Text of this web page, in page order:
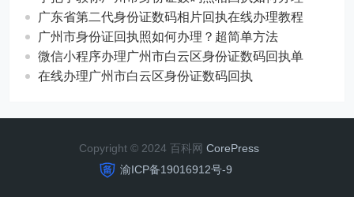
广东省第二代身份证数码相片回执在线办理教程
广州市身份证回执照如何办理？超简单方法
微信小程序办理广州市白云区身份证数码回执单
在线办理广州市白云区身份证数码回执
Copyright © 2024 百科网 CorePress
渝ICP备19016912号-9